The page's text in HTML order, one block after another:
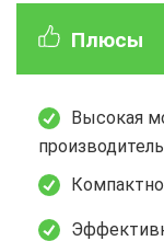
Плюсы
Высокая